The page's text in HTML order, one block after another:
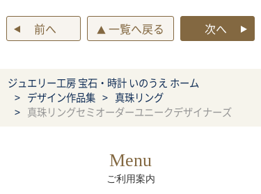
前へ ▲ 一覧へ戻る 次へ
ジュエリー工房 宝石・時計 いのうえ ホーム
デザイン作品集
真珠リング
真珠リングセミオーダーユニークデザイナーズ
Menu
ご利用案内